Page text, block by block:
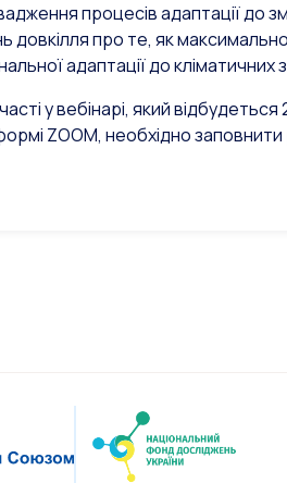
процесів адаптації до
довкілля про те, як
адаптації до кліматичних
у вебінарі, який
ZOOM, необхідно заповнити